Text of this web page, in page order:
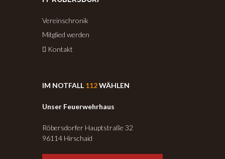
Vereinschronik
Mitglied werden
Kontakt
IM NOTFALL 112WÄHLEN
Unser Feuerwehrhaus
Röbersdorfer Hauptstraße 32
96114 Hirschaid